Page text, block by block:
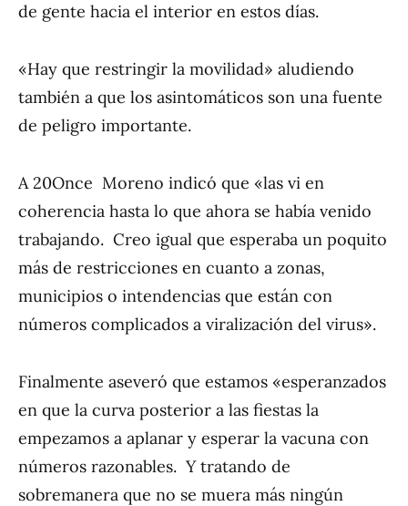
de gente hacia el interior en estos días.
«Hay que restringir la movilidad» aludiendo
también a que los asintomáticos son una fuente
de peligro importante.
A 20Once Moreno indicó que «las vi en
coherencia hasta lo que ahora se había venido
trabajando. Creo igual que esperaba un poquito
más de restricciones en cuanto a zonas,
municipios o intendencias que están con
números complicados a viralización del virus».
Finalmente aseveró que estamos «esperanzados
en que la curva posterior a las fiestas la
empezamos a aplanar y esperar la vacuna con
números razonables. Y tratando de
sobremanera que no se muera más ningún